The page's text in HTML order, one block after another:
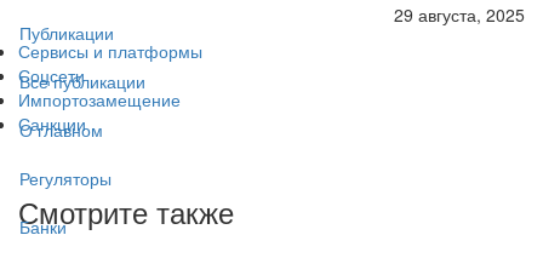
Публикации
Все публикации
О главном
Регуляторы
Банки
29 августа, 2025
Сервисы и платформы
Соцсети
Импортозамещение
Санкции
Смотрите также